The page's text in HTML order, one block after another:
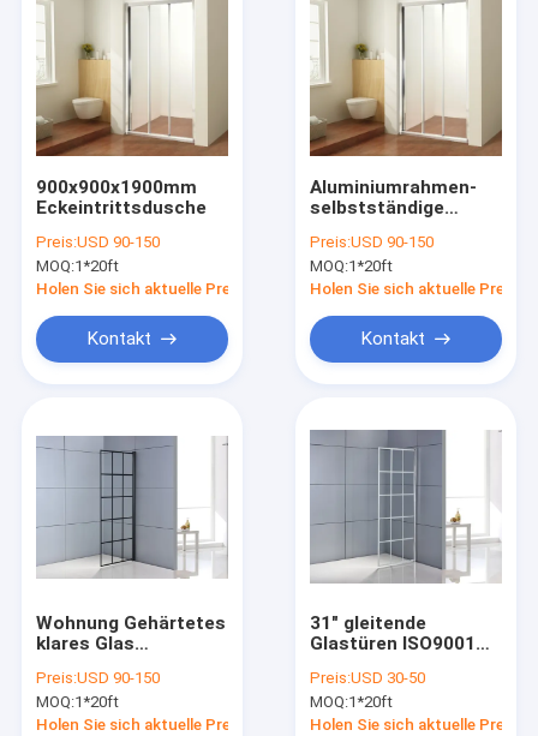
900x900x1900mm
Eckeintrittsdusche
Preis:USD 90-150
MOQ:1*20ft
Holen Sie sich aktuelle Preis
Kontakt
Aluminiumrahmen-
selbstständige
Preis:USD 90-150
MOQ:1*20ft
Holen Sie sich aktuelle Preis
Kontakt
Wohnung Gehärtetes
klares Glas
Duschgehege
Moderne
Preis:USD 90-150
MOQ:1*20ft
Holen Sie sich aktuelle Preis
31" gleitende
Glastüren ISO9001
Preis:USD 30-50
MOQ:1*20ft
Holen Sie sich aktuelle Preis